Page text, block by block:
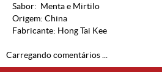
Sabor: Menta e Mirtilo
Origem: China
Fabricante: Hong Tai Kee
Carregando comentários ...